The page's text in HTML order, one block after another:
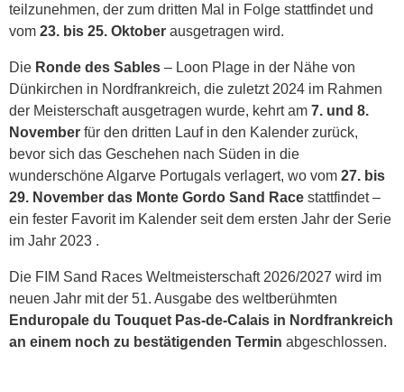
teilzunehmen, der zum dritten Mal in Folge stattfindet und
vom 23. bis 25. Oktober ausgetragen wird.
Die Ronde des Sables – Loon Plage in der Nähe von
Dünkirchen in Nordfrankreich, die zuletzt 2024 im Rahmen
der Meisterschaft ausgetragen wurde, kehrt am 7. und 8.
November für den dritten Lauf in den Kalender zurück,
bevor sich das Geschehen nach Süden in die
wunderschöne Algarve Portugals verlagert, wo vom 27. bis
29. November das Monte Gordo Sand Race stattfindet –
ein fester Favorit im Kalender seit dem ersten Jahr der Serie
im Jahr 2023 .
Die FIM Sand Races Weltmeisterschaft 2026/2027 wird im
neuen Jahr mit der 51. Ausgabe des weltberühmten
Enduropale du Touquet Pas-de-Calais in Nordfrankreich
an einem noch zu bestätigenden Termin abgeschlossen.